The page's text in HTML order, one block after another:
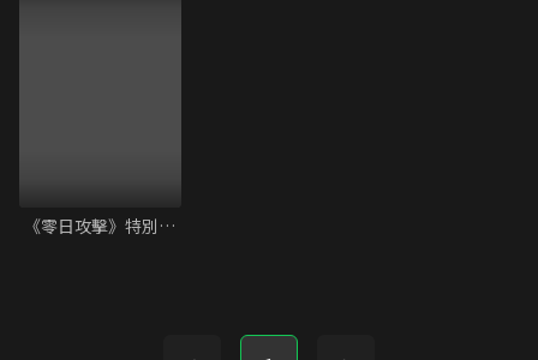
《零日攻擊》特別試映會 映後座談｜范琪斐、鄭心媚、謝怡芬、杜汶澤